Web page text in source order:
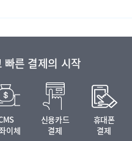
빠른 결제의 시작
이체
신용카드
결제
휴대폰
결제